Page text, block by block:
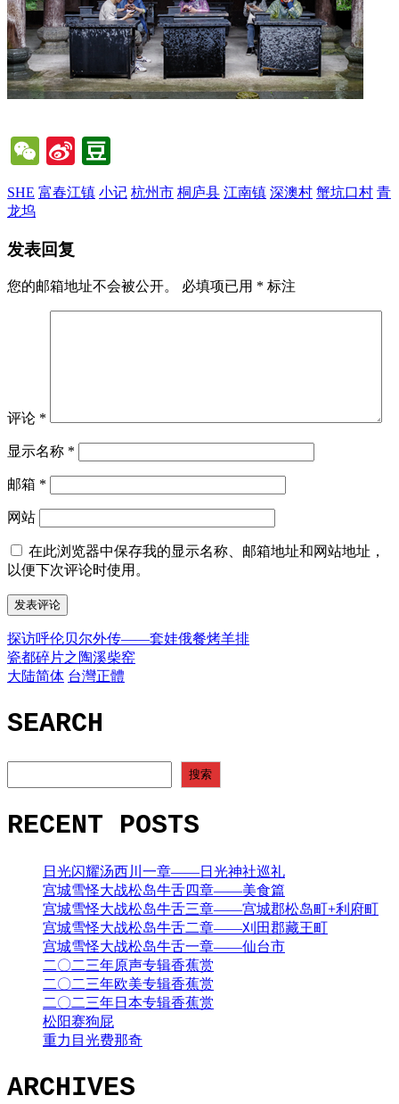
WeChat
Sina
Weibo
SHE 富春江镇 小记 杭州市 桐庐县 江南镇 深澳村 蟹坑口村 青
龙坞
发表回复
您的邮箱地址不会被公开。 必填项已用 * 标注
评论 *
显示名称 *
邮箱 *
网站
在此浏览器中保存我的显示名称、邮箱地址和网站地址，
以便下次评论时使用。
文
章
航
探访呼伦贝尔外传——套娃俄餐烤羊排
瓷都碎片之陶溪柴窑
大陆简体 台灣正體
SEARCH
搜索
RECENT POSTS
日光闪耀汤西川一章——日光神社巡礼
宫城雪怪大战松岛牛舌四章——美食篇
宫城雪怪大战松岛牛舌三章——宫城郡松岛町+利府町
宫城雪怪大战松岛牛舌二章——刈田郡藏王町
宫城雪怪大战松岛牛舌一章——仙台市
二〇二三年原声专辑香蕉赏
二〇二三年欧美专辑香蕉赏
二〇二三年日本专辑香蕉赏
松阳赛狗屁
重力目光费那奇
ARCHIVES